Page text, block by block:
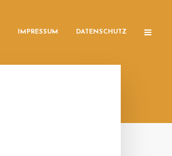
IMPRESSUM DATENSCHUTZ